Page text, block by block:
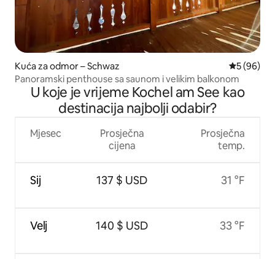
Kuća za odmor – Schwaz Prosječna
5 (96)
Panoramski penthouse sa saunom i velikim balkonom
U koje je vrijeme Kochel am See kao
destinacija najbolji odabir?
Mjesec
Sij
Velj
Prosječna
cijena
137 $ USD
140 $ USD
Prosječna
temp.
31 °F
33 °F